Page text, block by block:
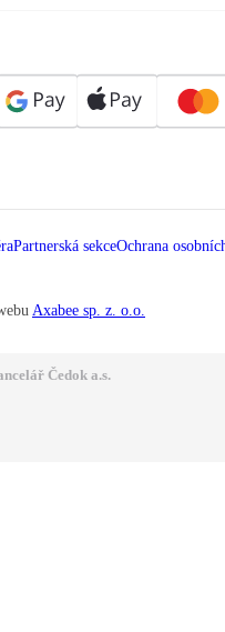
Partnerská sekceOchrana
Axabee sp. z. o.o.
Čedok a.s.